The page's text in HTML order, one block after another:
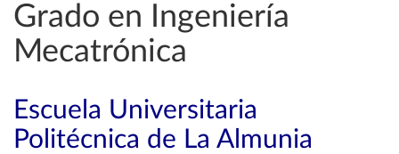
Grado en Ingeniería
Mecatrónica
Escuela Universitaria
Politécnica de La Almunia